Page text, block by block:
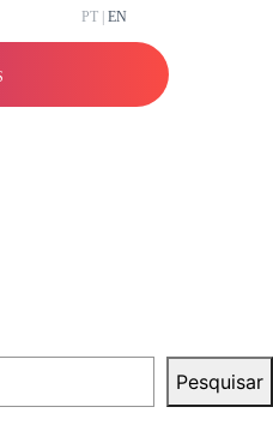
PT | EN
Pesquisar